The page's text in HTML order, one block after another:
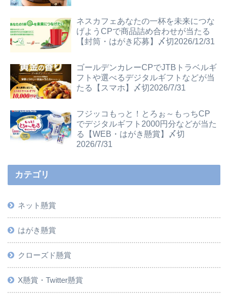
ネスカフェあなたの一杯を未来につな
げようCPで商品詰め合わせが当たる
【封筒・はがき応募】〆切2026/12/31
ゴールデンカレーCPでJTBトラベルギ
フトや選べるデジタルギフトなどが当
たる【スマホ】〆切2026/7/31
フジッコもっと！とろぉ～もっちCP
でデジタルギフト2000円分などが当た
る【WEB・はがき懸賞】〆切
2026/7/31
カテゴリ
ネット懸賞
はがき懸賞
クローズド懸賞
X懸賞・Twitter懸賞